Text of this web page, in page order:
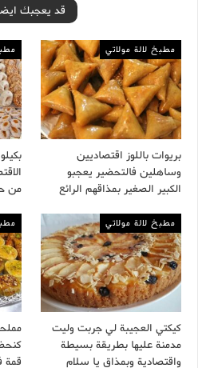
قد يعجبك
مطبخ لالة مولاتي
بريوات باللوز اقتصاديين
وساهلين فالتحضير يعجبو
الكبير الصغير بمذاقهم الرائع
من
مطبخ لالة مولاتي
كيكتي العجيبة لي جربت وليت
مدمنة عليها بطريقة بسيطة
واقتصادية وبمذاق يا سلام
قمة